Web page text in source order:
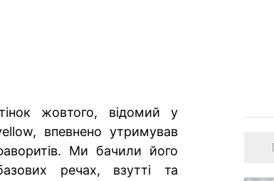
жовтого, відомий у
впевнено утримував
Ми бачили його
речах, взутті та